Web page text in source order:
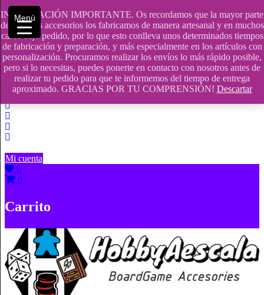
INFORMACIÓN IMPORTANTE. Os recordamos que la mayor parte
de nuestros accesorios los fabricamos de manera artesanal y en muchos
casos bajo pedido, por lo que esto conlleva unos determinados tiempos
de fabricación y preparación, y más especialmente en los artículos con
personalización. Procuramos realizar los envíos lo más rápido posible,
pero si lo necesitas, puedes ponerte en contacto con nosotros antes de
realizar tu pedido para que te informemos del tiempo de entrega
aproximado. GRACIAS POR TU COMPRENSIÓN! Descartar
Saltar
contenido
609241475 SOLO DE 10:00 a 14:00
info@hobbyaescala.com
San Fernando de Henares
10:00 - 14:00
Mi cuenta
0
0
Carrito
Menú